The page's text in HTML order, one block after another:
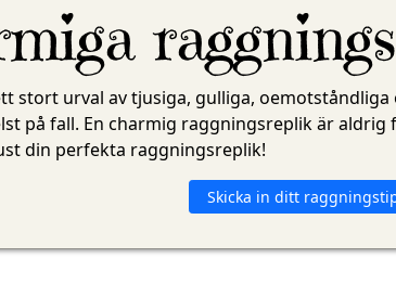
stort urval av tjusiga, gulliga,
på fall. En charmig raggningsreplik är aldrig
din perfekta raggningsreplik!
Skicka in ditt